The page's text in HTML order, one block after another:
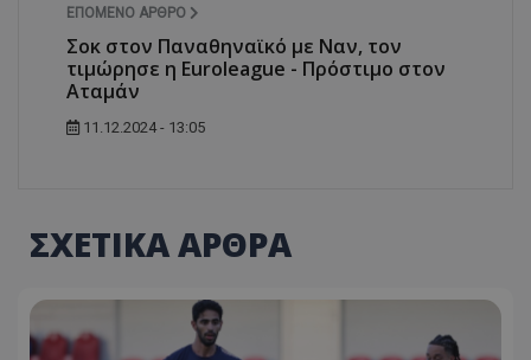
ΕΠΌΜΕΝΟ ΆΡΘΡΟ
Σοκ στον Παναθηναϊκό με Ναν, τον
τιμώρησε η Euroleague - Πρόστιμο στον
Αταμάν
11.12.2024 - 13:05
ΣΧΕΤΙΚΑ ΑΡΘΡΑ